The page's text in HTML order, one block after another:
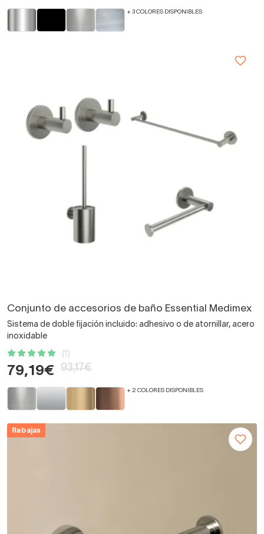
+ 3 COLORES DISPONIBLES
Conjunto de accesorios de baño Essential Medimex
Sistema de doble fijación incluido: adhesivo o de atornillar, acero
inoxidable
(1)
79,19€ 93,17€
+ 2 COLORES DISPONIBLES
Rebajas